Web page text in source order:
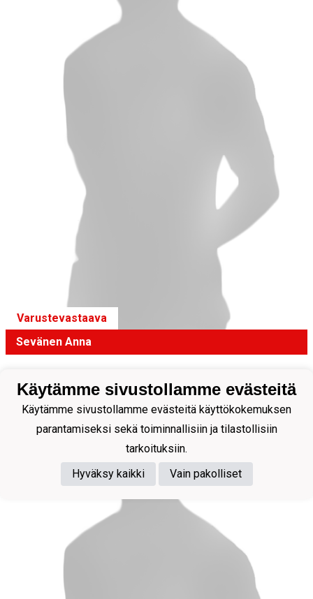
Varustevastaava
Sevänen Anna
Käytämme sivustollamme evästeitä
Käytämme sivustollamme evästeitä käyttökokemuksen
parantamiseksi sekä toiminnallisiin ja tilastollisiin
tarkoituksiin.
Hyväksy kaikki
Vain pakolliset